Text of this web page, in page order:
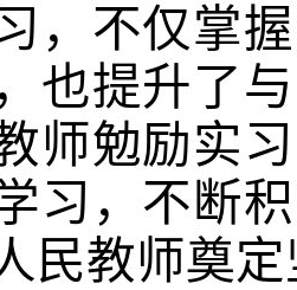
，不仅掌
也提升了
师勉励实
习，不断
民教师奠